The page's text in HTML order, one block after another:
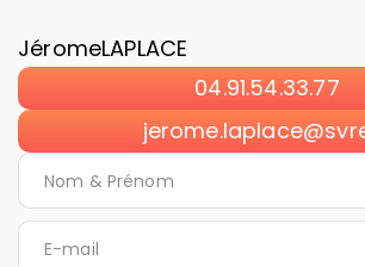
JéromeLAPLACE
04.91.54.33.77